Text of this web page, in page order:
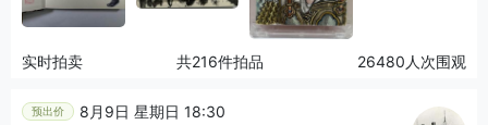
实时拍卖 共216件拍品 26480人次围观
预出价
8月9日 星期日 18:30